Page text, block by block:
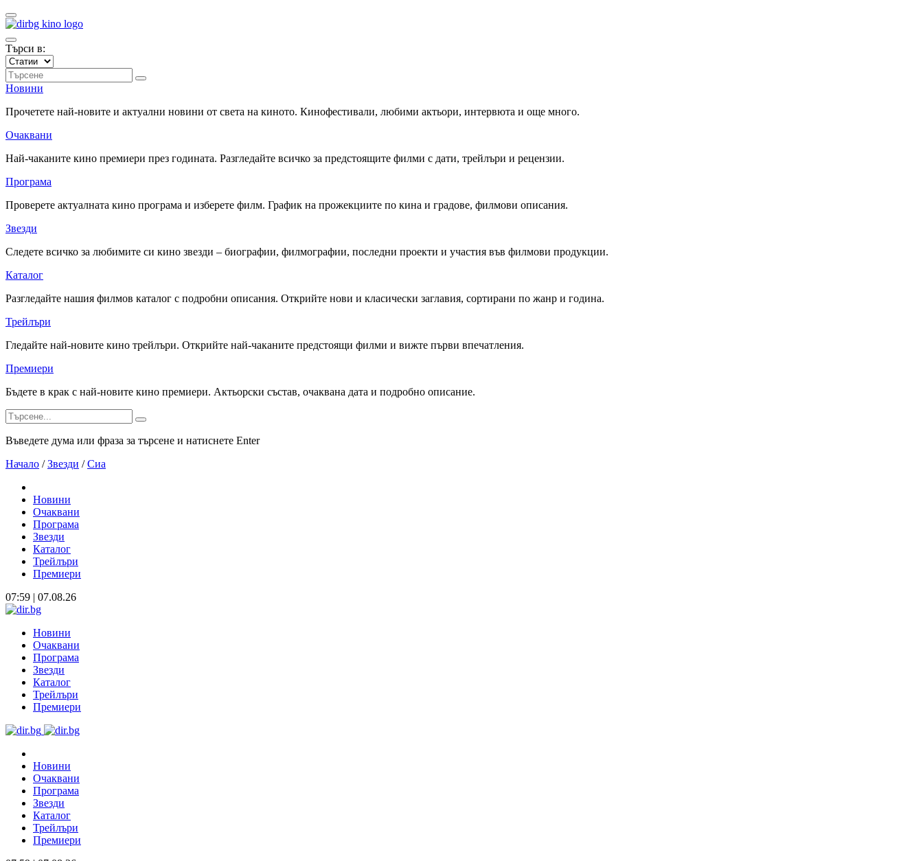
Търси в:
Новини
Прочетете най-новите и актуални новини от света на киното. Кинофестивали, любими актьори, интервюта и още много.
Очаквани
Най-чаканите кино премиери през годината. Разгледайте всичко за предстоящите филми с дати, трейлъри и рецензии.
Програма
Проверете актуалната кино програма и изберете филм. График на прожекциите по кина и градове, филмови описания.
Звезди
Следете всичко за любимите си кино звезди – биографии, филмографии, последни проекти и участия във филмови продукции.
Каталог
Разгледайте нашия филмов каталог с подробни описания. Открийте нови и класически заглавия, сортирани по жанр и година.
Трейлъри
Гледайте най-новите кино трейлъри. Открийте най-чаканите предстоящи филми и вижте първи впечатления.
Премиери
Бъдете в крак с най-новите кино премиери. Актьорски състав, очаквана дата и подробно описание.
Въведете дума или фраза за търсене и натиснете Enter
Начало / Звезди / Сиа
Новини
Очаквани
Програма
Звезди
Каталог
Трейлъри
Премиери
07:59 | 07.08.26
Новини
Очаквани
Програма
Звезди
Каталог
Трейлъри
Премиери
Новини
Очаквани
Програма
Звезди
Каталог
Трейлъри
Премиери